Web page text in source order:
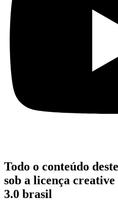
Todo o conteúdo
sob a licença
3.0 brasil